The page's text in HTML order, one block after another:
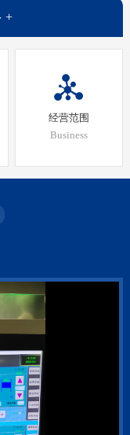
线缆及人工智能产
经验和专业技能的
国内外光纤、线缆
发可靠、实用、先
项专利，其中发明
烈，已与众多供应
内优秀的光纤线缆
+
经营模式